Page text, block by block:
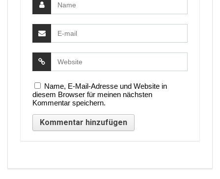
Name, E-Mail-Adresse und Website in
diesem Browser für meinen nächsten
Kommentar speichern.